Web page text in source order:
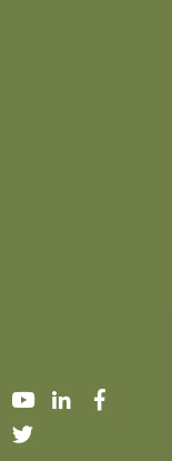
YoutubeLinkedIn